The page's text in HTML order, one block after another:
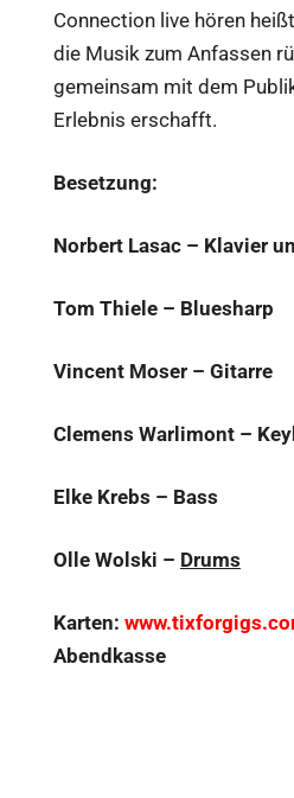
Connection live hören
die Musik zum Anfassen
gemeinsam mit dem
Erlebnis erschafft.
Besetzung:
Norbert Lasac – Klavier
Tom Thiele – Bluesharp
Vincent Moser – Gitarre
Clemens Warlimont –
Elke Krebs – Bass
Olle Wolski – Drums
Karten:
Abendkasse